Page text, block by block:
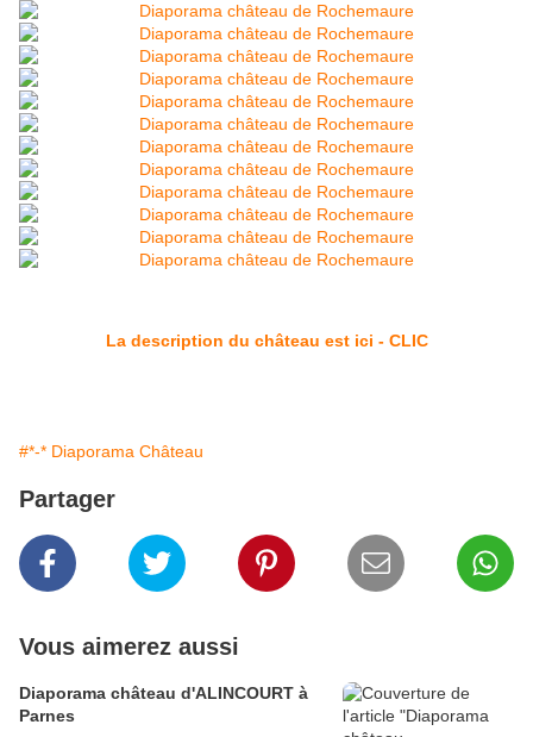
La description du château est ici - CLIC
#*-* Diaporama Château
Partager
Vous aimerez aussi
Diaporama château d'ALINCOURT à
Parnes